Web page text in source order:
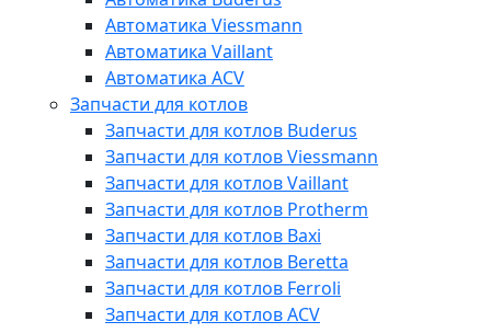
Автоматика Viessmann
Автоматика Vaillant
Автоматика ACV
Запчасти для котлов
Запчасти для котлов Buderus
Запчасти для котлов Viessmann
Запчасти для котлов Vaillant
Запчасти для котлов Protherm
Запчасти для котлов Baxi
Запчасти для котлов Beretta
Запчасти для котлов Ferroli
Запчасти для котлов ACV